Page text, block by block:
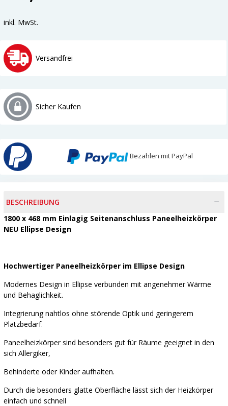
inkl. MwSt.
Versandfrei
Sicher Kaufen
Bezahlen mit PayPal
BESCHREIBUNG
1800 x 468 mm Einlagig Seitenanschluss Paneelheizkörper
NEU Ellipse Design
Hochwertiger Paneelheizkörper im Ellipse Design
Modernes Design in Ellipse verbunden mit angenehmer Wärme
und Behaglichkeit.
Integrierung nahtlos ohne störende Optik und geringerem
Platzbedarf.
Paneelheizkörper sind besonders gut für Räume geeignet in den
sich Allergiker,
Behinderte oder Kinder aufhalten.
Durch die besonders glatte Oberfläche lässt sich der Heizkörper
einfach und schnell